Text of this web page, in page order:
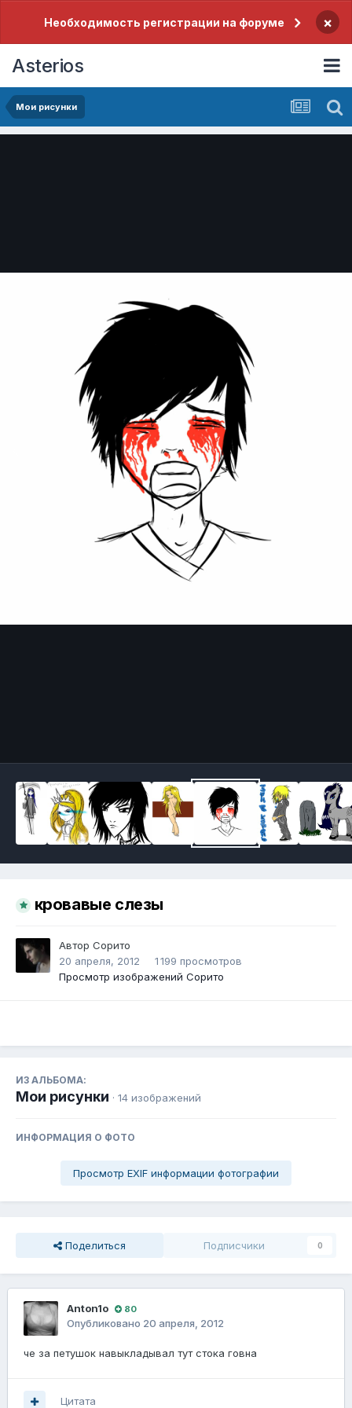
Необходимость регистрации на форуме ×
Asterios
Мои рисунки
кровавые слезы
Автор Сорито
20 апреля, 2012
1 199 просмотров
Просмотр изображений Сорито
ИЗ АЛЬБОМА:
Мои рисунки · 14 изображений
ИНФОРМАЦИЯ О ФОТО
Просмотр EXIF информации фотографии
Поделиться Подписчики 0
Anton1o 80
Опубликовано 20 апреля, 2012
че за петушок навыкладывал тут стока говна
Цитата